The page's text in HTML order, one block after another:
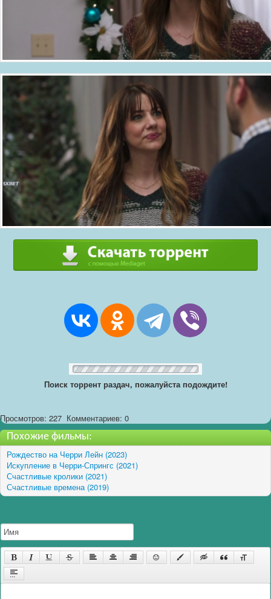
Поиск торрент раздач, пожалуйста подождите!
Просмотров: 227 Комментариев: 0
Похожие фильмы:
Рождество на Черри Лейн (2023)
Искупление в Черри-Спрингс (2021)
Счастливые кролики (2021)
Счастливые времена (2019)